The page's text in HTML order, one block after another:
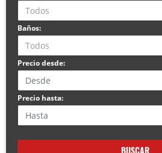
Todos
Baños:
Todos
Precio desde:
Precio hasta:
BUSCAR